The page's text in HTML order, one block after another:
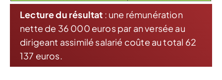
Lecture du résultat : une rémunération
nette de 36 000 euros par an versée au
dirigeant assimilé salarié coûte au total 62
137 euros.